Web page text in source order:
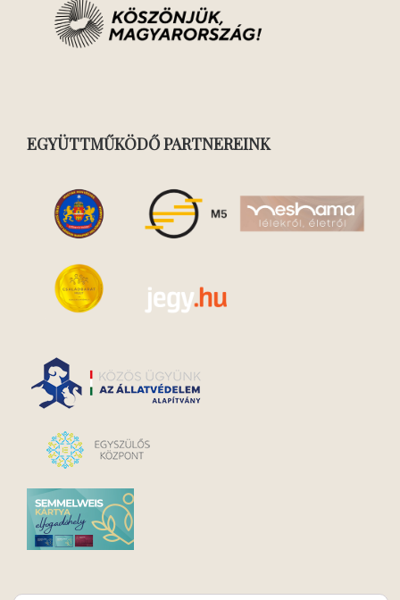
EGYÜTTMŰKÖDŐ PARTNEREINK